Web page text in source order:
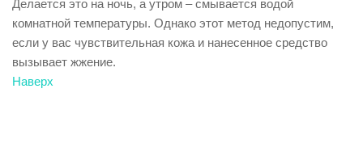
Делается это на ночь, а утром – смывается водой
комнатной температуры. Однако этот метод недопустим,
если у вас чувствительная кожа и нанесенное средство
вызывает жжение.
Наверх